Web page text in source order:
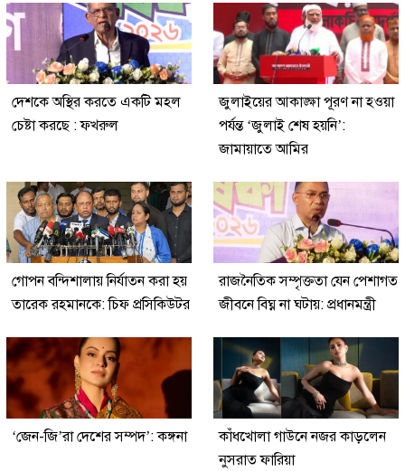
দেশকে অস্থির করতে একটি মহল
চেষ্টা করছে : ফখরুল
জুলাইয়ের আকাঙ্ক্ষা পূরণ না হওয়া
পর্যন্ত ‘জুলাই শেষ হয়নি’:
জামায়াতে আমির
গোপন বন্দিশালায় নির্যাতন করা হয়
তারেক রহমানকে: চিফ প্রসিকিউটর
রাজনৈতিক সম্পৃক্ততা যেন পেশাগত
জীবনে বিঘ্ন না ঘটায়: প্রধানমন্ত্রী
‘জেন-জি’রা দেশের সম্পদ’: কঙ্গনা
কাঁধখোলা গাউনে নজর কাড়লেন
নুসরাত ফারিয়া